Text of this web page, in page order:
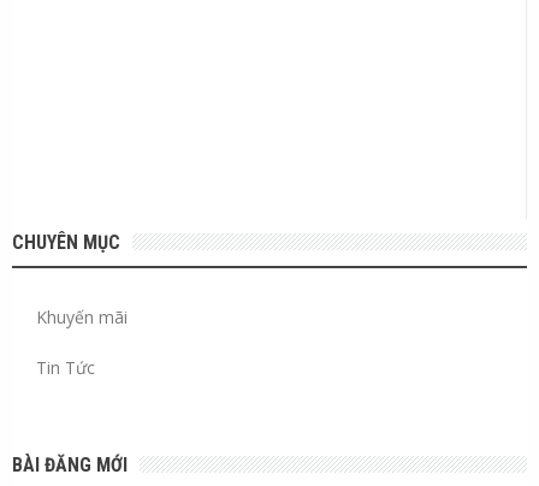
CHUYÊN MỤC
Khuyến mãi
Tin Tức
BÀI ĐĂNG MỚI